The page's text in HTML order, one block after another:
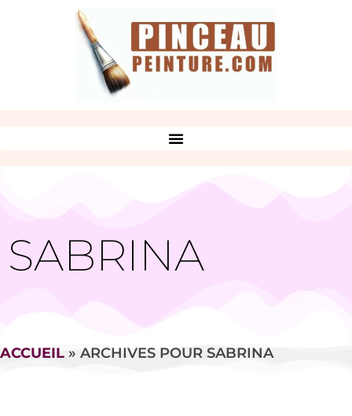
SABRINA
ACCUEIL » ARCHIVES POUR SABRINA